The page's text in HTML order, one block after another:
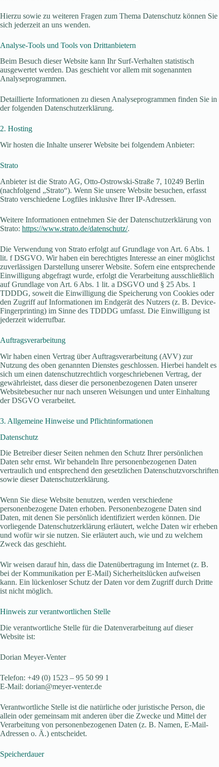
Hierzu sowie zu weiteren Fragen zum Thema Datenschutz können Sie
sich jederzeit an uns wenden.
Analyse-Tools und Tools von Dritt­anbietern
Beim Besuch dieser Website kann Ihr Surf-Verhalten statistisch
ausgewertet werden. Das geschieht vor allem mit sogenannten
Analyseprogrammen.
Detaillierte Informationen zu diesen Analyseprogrammen finden Sie in
der folgenden Datenschutzerklärung.
2. Hosting
Wir hosten die Inhalte unserer Website bei folgendem Anbieter:
Strato
Anbieter ist die Strato AG, Otto-Ostrowski-Straße 7, 10249 Berlin
(nachfolgend „Strato“). Wenn Sie unsere Website besuchen, erfasst
Strato verschiedene Logfiles inklusive Ihrer IP-Adressen.
Weitere Informationen entnehmen Sie der Datenschutzerklärung von
Strato: https://www.strato.de/datenschutz/.
Die Verwendung von Strato erfolgt auf Grundlage von Art. 6 Abs. 1
lit. f DSGVO. Wir haben ein berechtigtes Interesse an einer möglichst
zuverlässigen Darstellung unserer Website. Sofern eine entsprechende
Einwilligung abgefragt wurde, erfolgt die Verarbeitung ausschließlich
auf Grundlage von Art. 6 Abs. 1 lit. a DSGVO und § 25 Abs. 1
TDDDG, soweit die Einwilligung die Speicherung von Cookies oder
den Zugriff auf Informationen im Endgerät des Nutzers (z. B. Device-
Fingerprinting) im Sinne des TDDDG umfasst. Die Einwilligung ist
jederzeit widerrufbar.
Auftragsverarbeitung
Wir haben einen Vertrag über Auftragsverarbeitung (AVV) zur
Nutzung des oben genannten Dienstes geschlossen. Hierbei handelt es
sich um einen datenschutzrechtlich vorgeschriebenen Vertrag, der
gewährleistet, dass dieser die personenbezogenen Daten unserer
Websitebesucher nur nach unseren Weisungen und unter Einhaltung
der DSGVO verarbeitet.
3. Allgemeine Hinweise und Pflicht­informationen
Datenschutz
Die Betreiber dieser Seiten nehmen den Schutz Ihrer persönlichen
Daten sehr ernst. Wir behandeln Ihre personenbezogenen Daten
vertraulich und entsprechend den gesetzlichen Datenschutzvorschriften
sowie dieser Datenschutzerklärung.
Wenn Sie diese Website benutzen, werden verschiedene
personenbezogene Daten erhoben. Personenbezogene Daten sind
Daten, mit denen Sie persönlich identifiziert werden können. Die
vorliegende Datenschutzerklärung erläutert, welche Daten wir erheben
und wofür wir sie nutzen. Sie erläutert auch, wie und zu welchem
Zweck das geschieht.
Wir weisen darauf hin, dass die Datenübertragung im Internet (z. B.
bei der Kommunikation per E-Mail) Sicherheitslücken aufweisen
kann. Ein lückenloser Schutz der Daten vor dem Zugriff durch Dritte
ist nicht möglich.
Hinweis zur verantwortlichen Stelle
Die verantwortliche Stelle für die Datenverarbeitung auf dieser
Website ist:
Dorian Meyer-Venter
Telefon: +49 (0) 1523 – 95 50 99 1
E-Mail: dorian@meyer-venter.de
Verantwortliche Stelle ist die natürliche oder juristische Person, die
allein oder gemeinsam mit anderen über die Zwecke und Mittel der
Verarbeitung von personenbezogenen Daten (z. B. Namen, E-Mail-
Adressen o. Ä.) entscheidet.
Speicherdauer